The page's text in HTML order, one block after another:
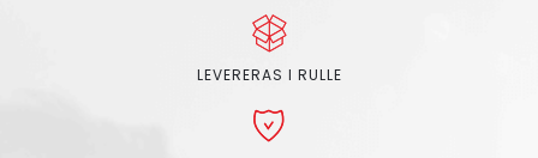
LEVERERAS I RULLE